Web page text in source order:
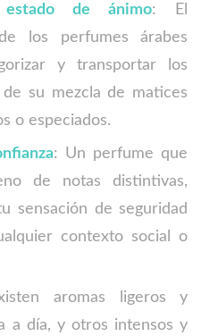
de ánimo: El
los perfumes árabes
y transportar los
su mezcla de matices
o especiados.
: Un perfume que
de notas distintivas,
sensación de seguridad
contexto social o
aromas ligeros y
a día, y otros intensos y